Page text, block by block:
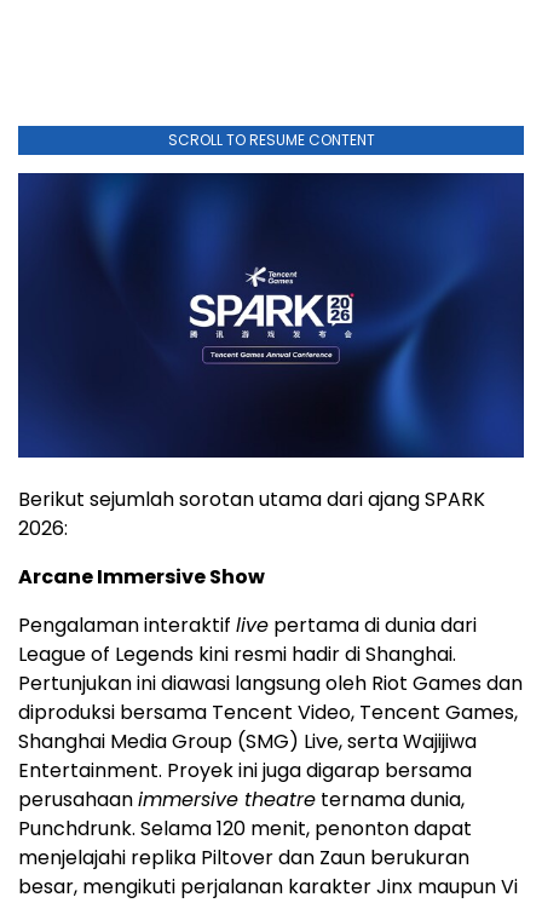
SCROLL TO RESUME CONTENT
Berikut sejumlah sorotan utama dari ajang SPARK
2026:
Arcane Immersive Show
Pengalaman interaktif live pertama di dunia dari
League of Legends kini resmi hadir di Shanghai.
Pertunjukan ini diawasi langsung oleh Riot Games dan
diproduksi bersama Tencent Video, Tencent Games,
Shanghai Media Group (SMG) Live, serta Wajijiwa
Entertainment. Proyek ini juga digarap bersama
perusahaanimmersive theatre ternama dunia,
Punchdrunk. Selama 120 menit, penonton dapat
menjelajahi replika Piltover dan Zaun berukuran
besar, mengikuti perjalanan karakter Jinx maupun Vi